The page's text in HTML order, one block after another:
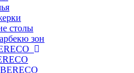
столы
зон